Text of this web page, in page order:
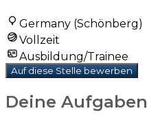
Germany (Schönberg)
Vollzeit
Ausbildung/Trainee
Auf diese Stelle bewerben
Deine Aufgaben